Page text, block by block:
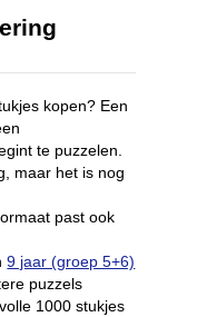
kopen? Een
te puzzelen.
maar het is nog
past ook
9 jaar (groep 5+6)
puzzels
1000 stukjes